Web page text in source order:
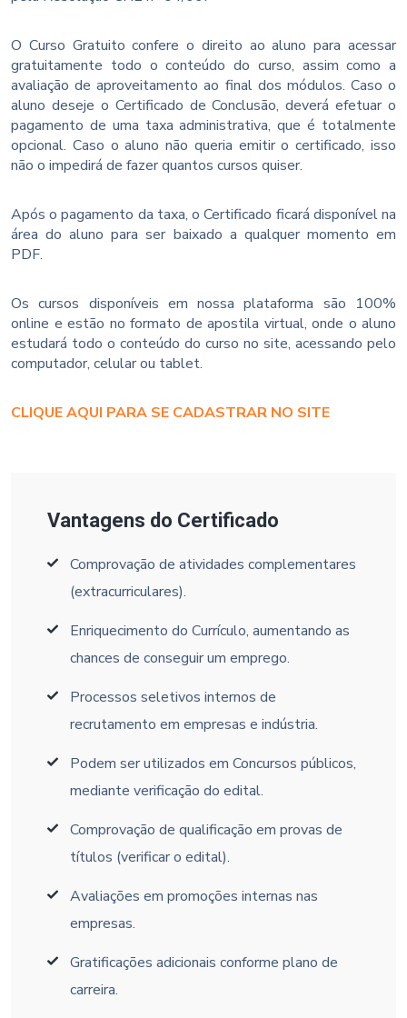
O Curso Gratuito confere o direito ao aluno para acessar
gratuitamente todo o conteúdo do curso, assim como a
avaliação de aproveitamento ao final dos módulos. Caso o
aluno deseje o Certificado de Conclusão, deverá efetuar o
pagamento de uma taxa administrativa, que é totalmente
opcional. Caso o aluno não queria emitir o certificado, isso
não o impedirá de fazer quantos cursos quiser.
Após o pagamento da taxa, o Certificado ficará disponível na
área do aluno para ser baixado a qualquer momento em
PDF.
Os cursos disponíveis em nossa plataforma são 100%
online e estão no formato de apostila virtual, onde o aluno
estudará todo o conteúdo do curso no site, acessando pelo
computador, celular ou tablet.
CLIQUE AQUI PARA SE CADASTRAR NO SITE
Vantagens do Certificado
Comprovação de atividades complementares
(extracurriculares).
Enriquecimento do Currículo, aumentando as
chances de conseguir um emprego.
Processos seletivos internos de
recrutamento em empresas e indústria.
Podem ser utilizados em Concursos públicos,
mediante verificação do edital.
Comprovação de qualificação em provas de
títulos (verificar o edital).
Avaliações em promoções internas nas
empresas.
Gratificações adicionais conforme plano de
carreira.